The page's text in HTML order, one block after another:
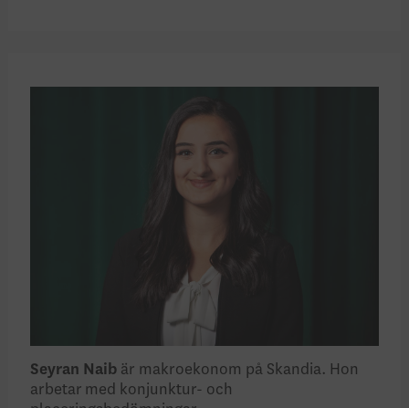
Seyran Naib är makroekonom på Skandia. Hon
arbetar med konjunktur- och